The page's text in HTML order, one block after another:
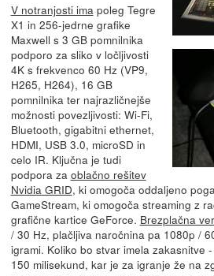
V notranjosti ima poleg Tegre
X1 in 256-jedrne grafike
Maxwell s 3 GB pomnilnika
podporo za sliko v ločljivosti
4K s frekvenco 60 Hz (VP9,
H265, H264), 16 GB
pomnilnika ter najrazličnejše
možnosti povezljivosti: Wi-Fi,
Bluetooth, gigabitni ethernet,
HDMI, USB 3.0, microSD in
celo IR. Ključna je tudi
podpora za oblačno rešitev
Nvidia GRID, ki omogoča oddaljeno
GameStream, ki omogoča streaming z
grafične kartice GeForce. Brezplačna
/ 30 Hz, plačljiva naročnina pa 1080p /
igrami. Koliko bo stvar imela zakasnitve
150 milisekund, kar je za igranje že na